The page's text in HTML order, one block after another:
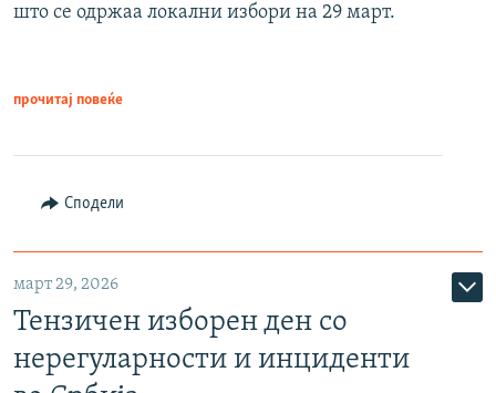
што се одржаа локални избори на 29 март.
прочитај повеќе
Сподели
март 29, 2026
Тензичен изборен ден со
нерегуларности и инциденти